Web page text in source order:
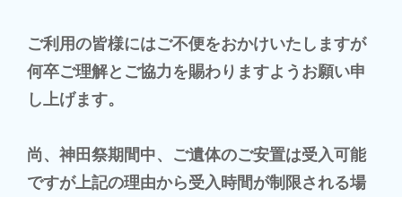
ご利用の皆様にはご不便をおかけいたしますが
何卒ご理解とご協力を賜わりますようお願い申
し上げます。
尚、神田祭期間中、ご遺体のご安置は受入可能
ですが上記の理由から受入時間が制限される場